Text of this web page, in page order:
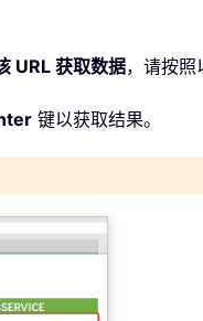
URL 获取数据，请按照
键以获取结果。